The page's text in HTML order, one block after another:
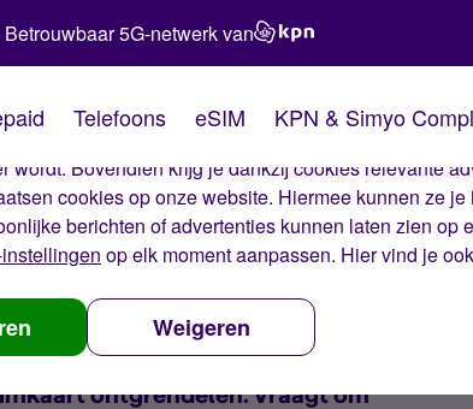
van Simyo
op onze website. Met deze cookies zorgen wij
wordt. Bovendien krijg je dankzij cookies relevante
cookies op onze website. Hiermee kunnen ze
berichten of advertenties kunnen laten zien op
op elk moment aanpassen. Hier vind je
Weigeren
Betrouwbaar 5G-netwerk van
Telefoons eSIM KPN & Simyo
ontgrendelen. Vraagt om